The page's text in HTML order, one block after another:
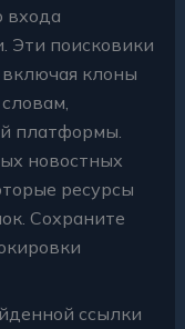
. Эти поисковики
, включая клоны
платформы.
новостных
ресурсы
. Сохраните
ссылки